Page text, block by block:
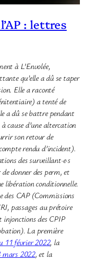
: lettres
à L’Envolée,
qu’elle a dû se taper
Elle a raconté
a tenté de
a dû se battre pendant
cause d’une altercation
son retour de
rendu d’incident).
des surveillant·e·s
donner des perm, et
libération conditionnelle.
CAP (Commissions
passages au prétoire
des CPIP
La première
11 février 2022, la
mars 2022, et la